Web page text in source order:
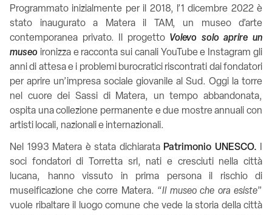
Programmato inizialmente per il 2018, l’1 dicembre 2022 è
stato inaugurato a Matera il TAM, un museo d’arte
contemporanea privato. Il progetto Volevo solo aprire un
museo ironizza e racconta sui canali YouTube e Instagram gli
anni di attesa e i problemi burocratici riscontrati dai fondatori
per aprire un’impresa sociale giovanile al Sud. Oggi la torre
nel cuore dei Sassi di Matera, un tempo abbandonata,
ospita una collezione permanente e due mostre annuali con
artisti locali, nazionali e internazionali.
Nel 1993 Matera è stata dichiarata Patrimonio UNESCO.
soci fondatori di Torretta srl, nati e cresciuti nella città
lucana, hanno vissuto in prima persona il rischio di
museificazione che corre Matera. “Il museo che ora esiste”
vuole ribaltare il luogo comune che vede la storia della città